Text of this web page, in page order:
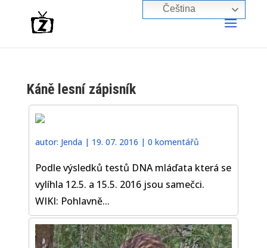
Káně lesní zápisník
autor: Jenda | 19. 07. 2016 |0 komentářů
Podle výsledků testů DNA mláďata která se
vylíhla 12.5. a 15.5. 2016 jsou samečci.
WIKI: Pohlavně...
Čeština‎